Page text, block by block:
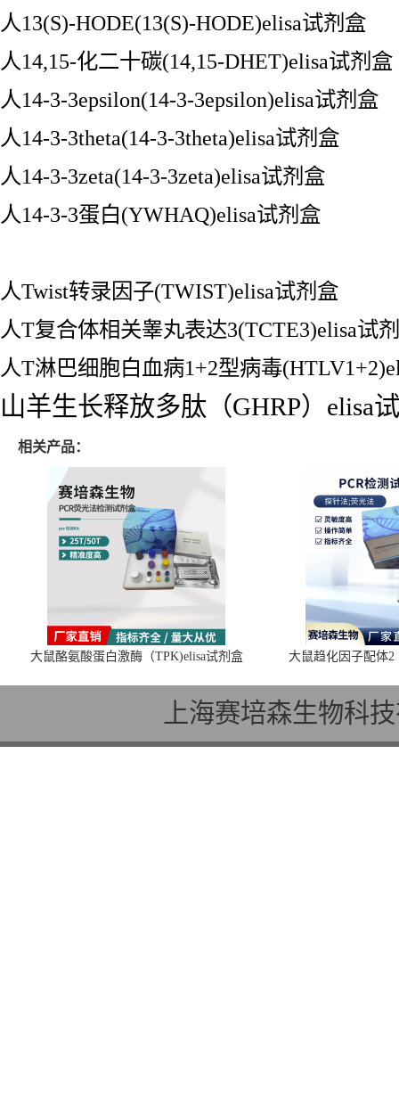
人13(S)-HODE(13(S)-HODE)elisa试剂盒
人14,15-化二十碳(14,15-DHET)elisa试剂盒
人14-3-3epsilon(14-3-3epsilon)elisa试剂盒
人14-3-3theta(14-3-3theta)elisa试剂盒
人14-3-3zeta(14-3-3zeta)elisa试剂盒
人14-3-3蛋白(YWHAQ)elisa试剂盒
人Twist转录因子(TWIST)elisa试剂盒
人T复合体相关睾丸表达3(TCTE3)elisa试
人T淋巴细胞白血病1+2型病毒
山羊生长释放多肽（GHRP）elisa
相关产品：
大鼠酪氨酸蛋白激酶（TPK)elisa试剂盒 大鼠趋化因子配体2
上海赛培森生物科